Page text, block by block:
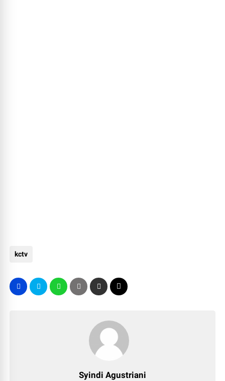
kctv
Syindi Agustriani